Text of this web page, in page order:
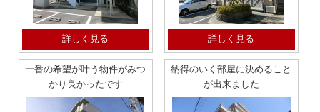
詳しく見る 詳しく見る
一番の希望が叶う物件がみつ
かり良かったです
納得のいく部屋に決めること
が出来ました